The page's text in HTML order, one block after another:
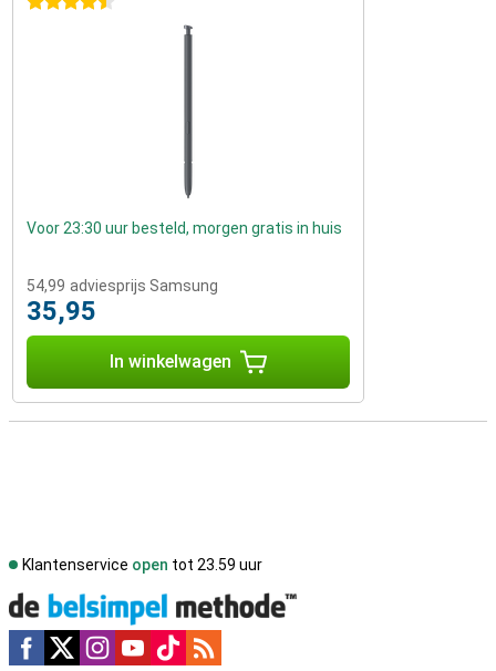
Voor 23:30 uur besteld, morgen gratis in huis
54,99 adviesprijs Samsung
35,95
In winkelwagen
Klantenservice open tot 23.59 uur
Social media